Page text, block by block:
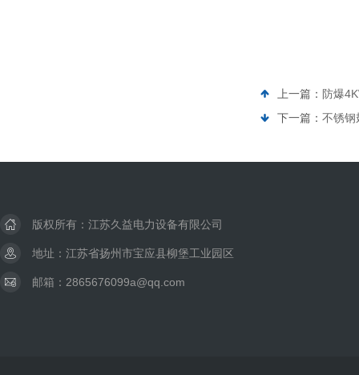
上一篇： 防爆
下一篇： 不锈钢
版权所有：江苏久益电力设备有限公司
地址：江苏省扬州市宝应县柳堡工业园区
邮箱：2865676099a@qq.com